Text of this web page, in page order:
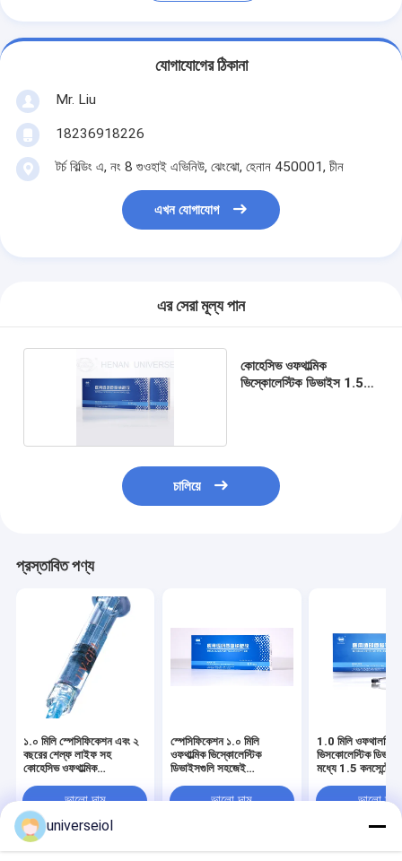
যোগাযোগের ঠিকানা
Mr. Liu
18236918226
টর্চ বিল্ডিং এ, নং 8 গুওহাই এভিনিউ, ঝেংঝো, হেনান 450001, চীন
এখন যোগাযোগ
এর সেরা মূল্য পান
কোহেসিভ ওফথাল্মিক
ভিস্কোলেস্টিক ডিভাইস 1.5%
চালিয়ে
প্রস্তাবিত পণ্য
১.০ মিলি স্পেসিফিকেশন এবং ২
বছরের শেল্ফ লাইফ সহ
কোহেসিভ ওফথাল্মিক
ভালো দাম
স্পেসিফিকেশন ১.০ মিলি
ওফথাল্মিক ভিস্কোলেস্টিক
ডিভাইসগুলি সহজেই
৬.৮-৭.৫
ভালো দাম
1.0 মিলি ওফথালমিক
ভিসকোলেস্টিক
মধ্যে 1.5
ভালো দাম
universeiol